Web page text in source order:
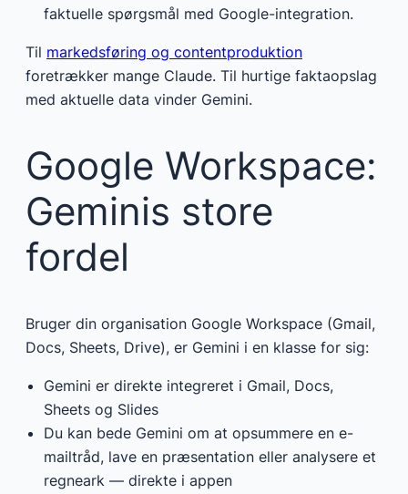
faktuelle spørgsmål med Google-integration.
Til markedsføring og contentproduktion
foretrækker mange Claude. Til hurtige faktaopslag
med aktuelle data vinder Gemini.
Google Workspace:
Geminis store
fordel
Bruger din organisation Google Workspace (Gmail,
Docs, Sheets, Drive), er Gemini i en klasse for sig:
Gemini er direkte integreret i Gmail, Docs,
Sheets og Slides
Du kan bede Gemini om at opsummere en e-
mailtråd, lave en præsentation eller analysere et
regneark — direkte i appen